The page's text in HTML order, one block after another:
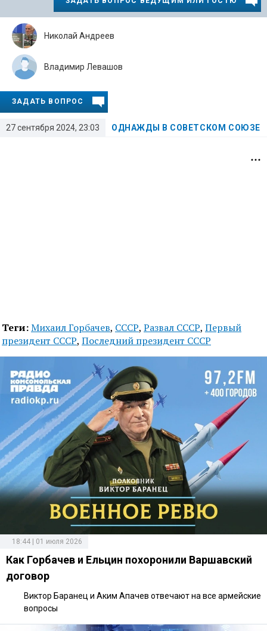
27 сентября 2024, 23:03 ОДНАЖДЫ В СОВЕТСКОМ СОЮЗЕ
Николай Андреев
Владимир Левашов
ЗАДАТЬ ВОПРОС
Теги:Михаил Горбачев, СССР, Развал СССР, Первый
президент СССР, Последний президент СССР
18:44 | 01 июля 2026
Как Горбачев и Ельцин похоронили Варшавский
договор
Виктор Баранец и Аким Апачев отвечают на все армейские
вопросы